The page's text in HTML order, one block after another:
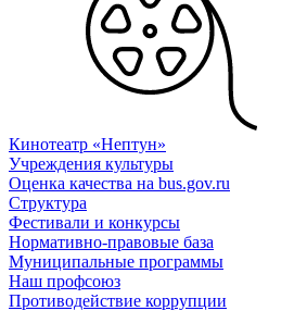
Кинотеатр «Нептун»
Учреждения культуры
Оценка качества на bus.gov.ru
Структура
Фестивали и конкурсы
Нормативно-правовые база
Муниципальные программы
Наш профсоюз
Противодействие коррупции